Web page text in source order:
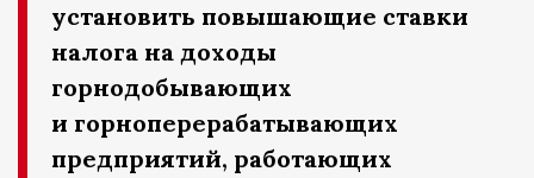
установить повышающие ставки
налога на доходы
горнодобывающих
и горноперерабатывающих
предприятий, работающих